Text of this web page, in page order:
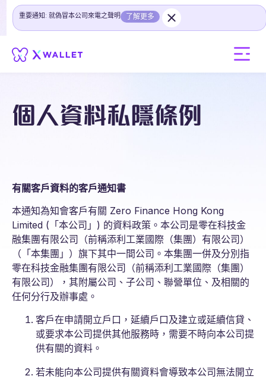
重要通知: 就偽冒本公司來電之聲明 了解更多
個人資料私隱條例
有關客戶資料的客戶通知書
本通知為知會客戶有關 Zero Finance Hong Kong
Limited (「本公司」) 的資料政策。本公司是零在科技金
融集團有限公司（前稱添利工業國際（集團）有限公司）
（「本集團」）旗下其中一間公司。本集團一併及分別指
零在科技金融集團有限公司（前稱添利工業國際（集團）
有限公司），其附屬公司、子公司、聯營單位、及相關的
任何分行及辦事處。
客戶在申請開立戶口，延續戶口及建立或延續信貸、
或要求本公司提供其他服務時，需要不時向本公司提
供有關的資料。
若未能向本公司提供有關資料會導致本公司無法開立